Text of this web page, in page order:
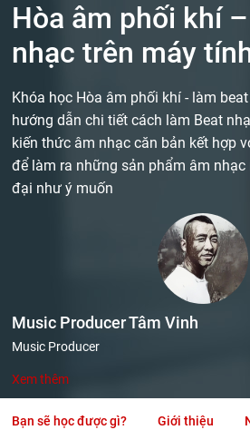
Hòa âm phối khí
nhạc trên máy
Khóa học Hòa âm phối khí - làm
hướng dẫn chi tiết cách làm Beat
kiến thức âm nhạc căn bản kết hợp
để làm ra những sản phẩm âm
đại như ý muốn
Music Producer Tâm Vinh
Music Producer
Xem thêm
Bạn sẽ học được gì? Giới thiệu